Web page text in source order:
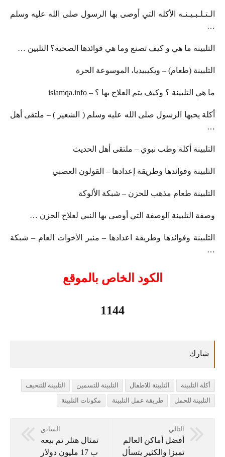
الـتـلـبـيـنـه الأكله التي أوصى بها الرسول صلى الله عليه وسلم
…
التلبينه ما هي و كيف تصنع وما هي فوائدها الصحيه؟ التلبين …
التلبينة (طعام) – ويكيبيديا، الموسوعة الحرة
ما هي التلبينة ؟ وكيف يتم العلاج بها ؟ – islamqa.info
أكلة يحبها الرسول صلى الله عليه وسلم ( الشعير ) – ملتقى أهل
…
التلبينة أكلة وطب نبوي – ملتقى أهل الحديث
التلبينة وفوائدها وطريقة إعدادها – القولون العصبي
التلبينة طعام مذهب للحزن – شبكة الألوكة
وصفة التلبينة الوصفة التي أوصى بها النبي لعلاج الحزن …
التلبينة وفوائدها وطريقة اعدادها – منبر الأخوات العام – شبكة
…
الكود الخاص بالموقع
1144
أكلة التلبينة التلبينة للاطفال التلبينة للتسمين
التلبينة للتنحيف
التلبينة للحمل
طريقة عمل التلبينة مكونات التلبينة
التالي
أفضل أماكن العالم
تميزا والكثير يتسأل
السابق
تمثال هتلر تم بيعه
ب 17 مليون دولار